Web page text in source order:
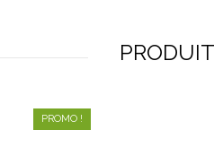
PROMO !